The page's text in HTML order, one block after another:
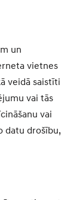
un
vietnes
veidā saistīti
vai tās
vai
datu drošību,